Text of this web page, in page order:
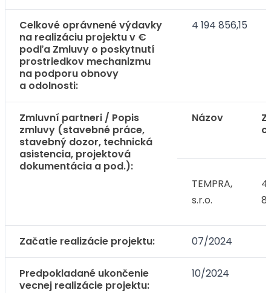
Celkové oprávnené výdavky
na realizáciu projektu v €
podľa Zmluvy o poskytnutí
prostriedkov mechanizmu
na podporu obnovy
a odolnosti:
4 194 856,15
Zmluvní partneri / Popis
zmluvy (stavebné práce,
stavebný dozor, technická
asistencia, projektová
dokumentácia a pod.):
Názov
TEMPRA,
s.r.o.
4
Začatie realizácie projektu: 07/2024
Predpokladané ukončenie
vecnej realizácie projektu:
10/2024